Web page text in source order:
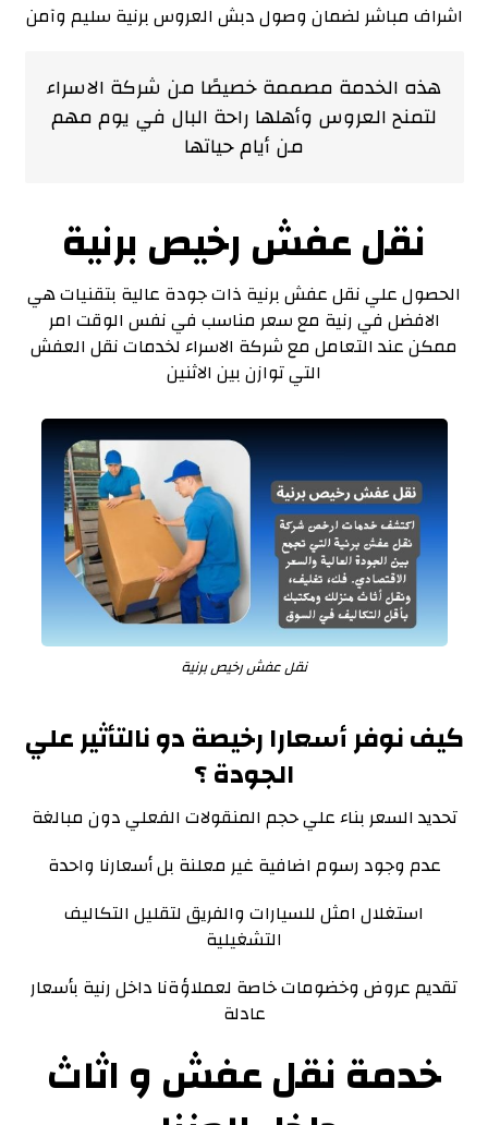
اشراف مباشر لضمان وصول دبش العروس برنية سليم وآمن
هذه الخدمة مصممة خصيصًا من شركة الاسراء
لتمنح العروس وأهلها راحة البال في يوم مهم
من أيام حياتها
نقل عفش رخيص برنية
الحصول علي نقل عفش برنية ذات جودة عالية بتقنيات هي
الافضل في رنية مع سعر مناسب في نفس الوقت امر
ممكن عند التعامل مع شركة الاسراء لخدمات نقل العفش
التي توازن بين الاثنين
نقل عفش رخيص برنية
كيف نوفر أسعارا رخيصة دو نالتأثير علي
الجودة ؟
تحديد السعر بناء علي حجم المنقولات الفعلي دون مبالغة
عدم وجود رسوم اضافية غير معلنة بل أسعارنا واحدة
استغلال امثل للسيارات والفريق لتقليل التكاليف
التشغيلية
تقديم عروض وخضومات خاصة لعملاؤةنا داخل رنية بأسعار
عادلة
خدمة نقل عفش و اثاث